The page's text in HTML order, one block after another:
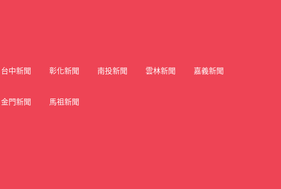
台中新聞 彰化新聞 南投新聞 雲林新聞 嘉義新聞
金門新聞 馬祖新聞